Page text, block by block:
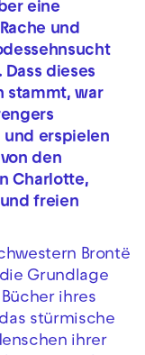
eine
und
dieses
stammt, war
und erspielen
den
Charlotte,
freien
Brontë
Grundlage
ihres
stürmische
ihrer